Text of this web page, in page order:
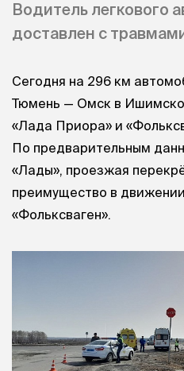
Водитель легкового
доставлен с
Сегодня на 296 км
Тюмень — Омск в
«Лада Приора» и
По предварительным
«Лады», проезжая
преимущество в
«Фольксваген».